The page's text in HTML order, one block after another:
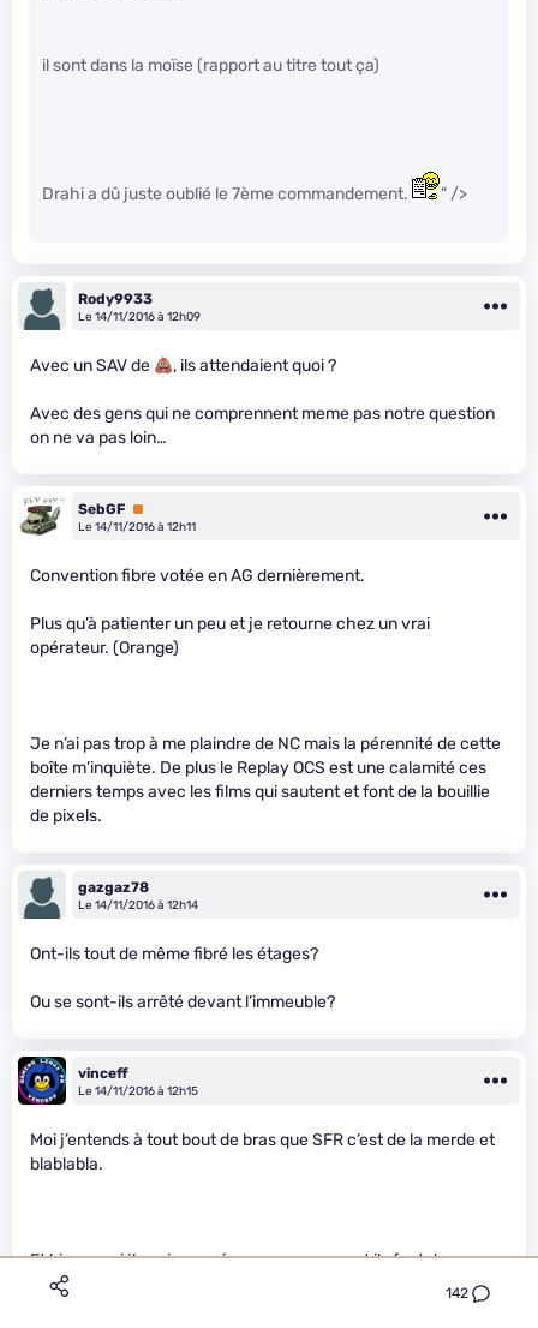
142
il sont dans la moïse (rapport au titre tout ça)
Drahi a dû juste oublié le 7ème commandement. " />
Rody9933
Le 14/11/2016 à 12h09
Avec un SAV de , ils attendaient quoi ?
Avec des gens qui ne comprennent meme pas notre question
on ne va pas loin…
SebGF Premium
Le 14/11/2016 à 12h11
Convention fibre votée en AG dernièrement.
Plus qu’à patienter un peu et je retourne chez un vrai
opérateur. (Orange)
Je n’ai pas trop à me plaindre de NC mais la pérennité de cette
boîte m’inquiète. De plus le Replay OCS est une calamité ces
derniers temps avec les films qui sautent et font de la bouillie
de pixels.
gazgaz78
Le 14/11/2016 à 12h14
Ont-ils tout de même fibré les étages?
Ou se sont-ils arrêté devant l’immeuble?
vinceff
Le 14/11/2016 à 12h15
Moi j’entends à tout bout de bras que SFR c’est de la merde et
blablabla.
Et bien… moi j’y suis passé car en ce moment ils font des super
offres pour qui veut box+mobile avec beaucoup de data.